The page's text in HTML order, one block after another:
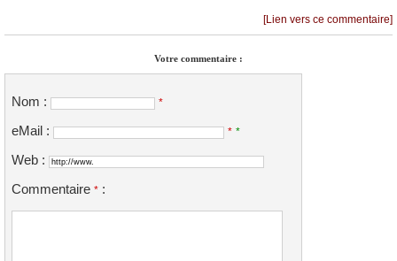
[Lien vers ce commentaire]
Votre commentaire :
Nom : *
eMail : * *
Web :
Commentaire * :